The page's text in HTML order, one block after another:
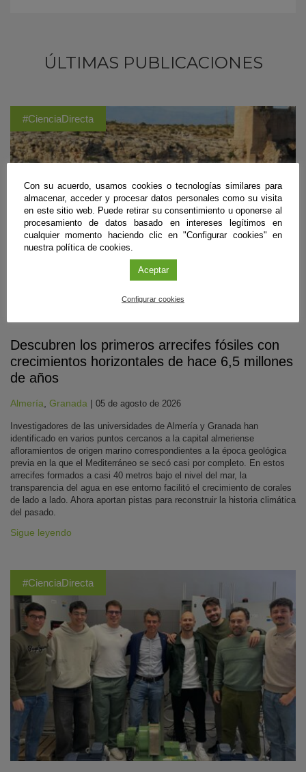
ÚLTIMAS PUBLICACIONES
#CienciaDirecta
Descubren los primeros arrecifes fósiles con
crecimientos horizontales de hace 6,5 millones
de años
Almería Granada | 05 de agosto de 2026
Investigadores de las universidades de Almería y Granada han
identificado en varios puntos cercanos a la capital almeriense
afloramientos de origen marino correspondientes a la época geológica
previa en la que el Mediterráneo se secó casi por completo. En estos
arrecifes formados a casi 40 metros bajo el nivel del mar, la
transparencia del agua en ese entorno facilitó el crecimiento de corales
de lado a lado. Ahora aportan pistas para reconstruir la historia climática
del pasado.
Sigue leyendo
#CienciaDirecta
Con su acuerdo, usamos cookies o tecnologías similares para
almacenar, acceder y procesar datos personales como su visita
en este sitio web. Puede retirar su consentimiento u oponerse al
procesamiento de datos basado en intereses legítimos en
cualquier momento haciendo clic en "Configurar cookies" en
nuestra política de cookies.
Aceptar
Configurar cookies